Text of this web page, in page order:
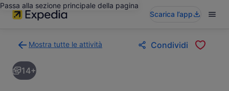
Passa alla sezione principale della pagina
Scarica l’app
Mostra tutte le attività
alla
pagina
dei
Condividi
14+